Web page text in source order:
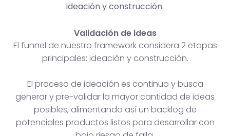
ideación y construcción.
Validación de ideas
El funnel de nuestro framework considera 2 etapas
principales: ideación y construcción.
El proceso de ideación es continuo y busca
generar y pre-validar la mayor cantidad de ideas
posibles, alimentando así un backlog de
potenciales productos listos para desarrollar con